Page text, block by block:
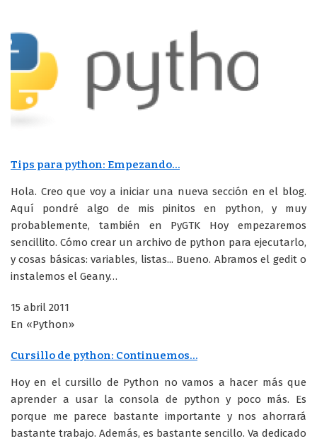
Tips para python: Empezando…
Hola. Creo que voy a iniciar una nueva sección en el blog.
Aquí pondré algo de mis pinitos en python, y muy
probablemente, también en PyGTK Hoy empezaremos
sencillito. Cómo crear un archivo de python para ejecutarlo,
y cosas básicas: variables, listas... Bueno. Abramos el gedit o
instalemos el Geany…
15 abril 2011
En «Python»
Cursillo de python: Continuemos…
Hoy en el cursillo de Python no vamos a hacer más que
aprender a usar la consola de python y poco más. Es
porque me parece bastante importante y nos ahorrará
bastante trabajo. Además, es bastante sencillo. Va dedicado